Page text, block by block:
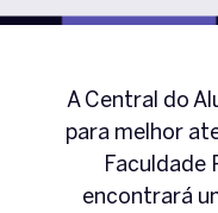
A Central do
para melhor
Faculdade
encontrará